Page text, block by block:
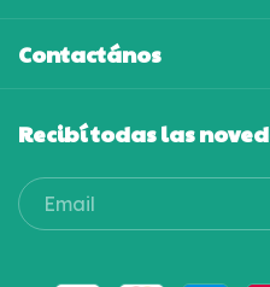
Contactános
Recibí todas las